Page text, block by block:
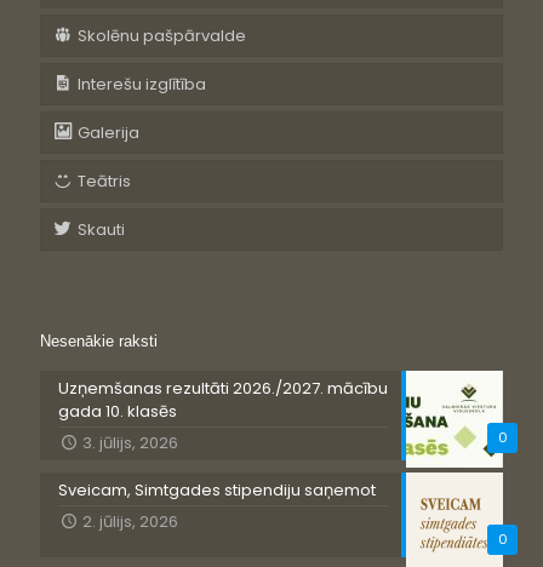
Skolēnu pašpārvalde
Interešu izglītība
Galerija
Teātris
Skauti
Nesenākie raksti
0
Uzņemšanas rezultāti 2026./2027. mācību
gada 10. klasēs
3. jūlijs, 2026
0
Sveicam, Simtgades stipendiju saņemot
2. jūlijs, 2026